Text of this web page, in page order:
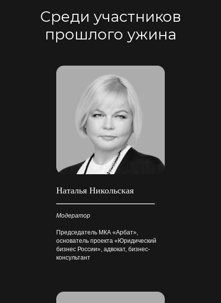
Среди участников
прошлого ужина
Наталья Никольская
Модератор
Председатель МКА «Арбат»,
основатель проекта «Юридический
бизнес России», адвокат, бизнес-
консультант